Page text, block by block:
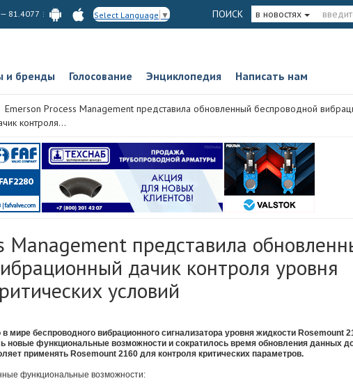
81.4077 Select Language ▼ ПОИСК в новостях
и бренды Голосование Энциклопедия Написать нам
Emerson Process Management представила обновленный беспроводной
контроля...
Management представила
дачик контроля уровня
условий
в мире беспроводного вибрационного сигнализатора уровня жидкости Rosemount
новые функциональные возможности и сократилось время обновления данных
применять Rosemount 2160 для контроля критических параметров.
функциональные возможности: